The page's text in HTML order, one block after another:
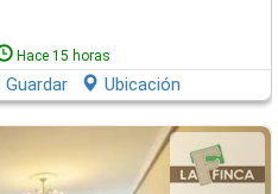
Hace 15 horas
Guardar Ubicación